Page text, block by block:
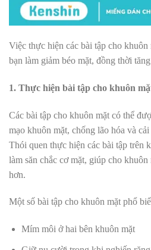
Việc thực hiện các bài tập cho
bạn làm giảm béo mặt, đồng thời
1. Thực hiện bài tập cho khuôn
Các bài tập cho khuôn mặt có thể
mạo khuôn mặt, chống lão hóa và
Thói quen thực hiện các bài tập trên
làm săn chắc cơ mặt, giúp cho
hơn.
Một số bài tập cho khuôn mặt phổ
Mím môi ở hai bên khuôn mặt